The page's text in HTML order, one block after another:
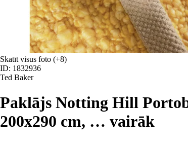
Skatīt visus foto (+8)
ID: 1832936
Ted Baker
Paklājs Notting Hill
200x290 cm, … vairāk